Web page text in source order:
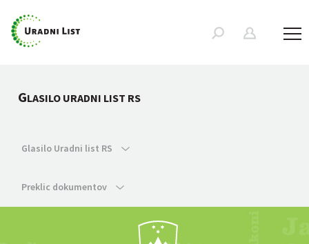
GLASILO URADNI LIST RS
Glasilo Uradni list RS
Preklic dokumentov